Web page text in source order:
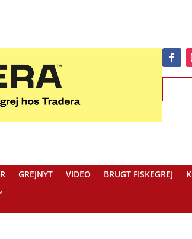
GREJNYT VIDEO BRUGT FISKEGREJ